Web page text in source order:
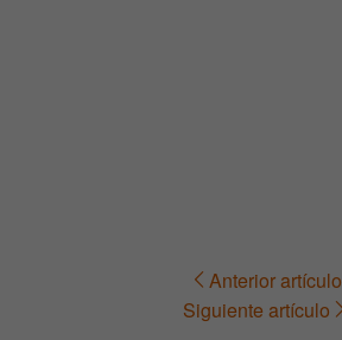
Navegación Anterior artículo
Siguiente artículo